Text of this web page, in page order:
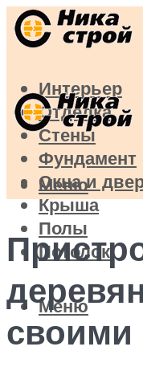
Интерьер
Отделка
Стены
Фундамент
Окна и
Крыша
Полы
Потолок
Меню
Меню
своими